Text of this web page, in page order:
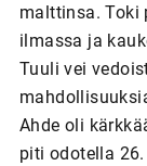
malttinsa. Toki
ilmassa ja
Tuuli vei
Ahde oli
piti odotella